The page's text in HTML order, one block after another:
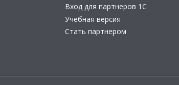
Вход для партнеров 1С
Учебная версия
Стать партнером